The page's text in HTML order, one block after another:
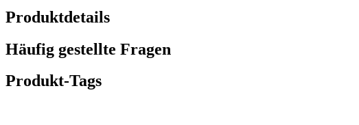
Produktdetails
Häufig gestellte Fragen
Produkt-Tags